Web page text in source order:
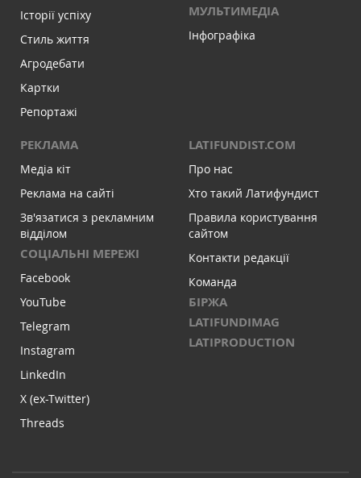
Історії успіху
Стиль життя
Агродебати
Картки
Репортажі
МУЛЬТИМЕДІА
Інфографіка
РЕКЛАМА
Медіа кіт
Реклама на сайті
Зв'язатися з рекламним
відділом
СОЦІАЛЬНІ МЕРЕЖІ
Facebook
YouTube
Telegram
Instagram
LinkedIn
X (ex-Twitter)
Threads
LATIFUNDIST.COM
Про нас
Хто такий Латифундист
Правила користування
сайтом
Контакти редакції
Команда
БІРЖА
LATIFUNDIMAG
LATIPRODUCTION